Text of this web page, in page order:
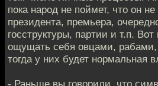
пока народ не поймет, что он не
президента, премьера,
госструктуры, партии и т.п. Вот
ощущать себя овцами, рабами,
тогда у них будет нормальная